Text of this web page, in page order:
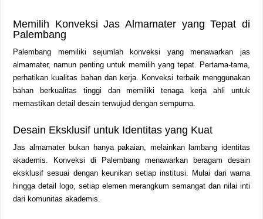
Memilih Konveksi Jas Almamater yang Tepat di
Palembang
Palembang memiliki sejumlah konveksi yang menawarkan jas
almamater, namun penting untuk memilih yang tepat. Pertama-tama,
perhatikan kualitas bahan dan kerja. Konveksi terbaik menggunakan
bahan berkualitas tinggi dan memiliki tenaga kerja ahli untuk
memastikan detail desain terwujud dengan sempurna.
Desain Eksklusif untuk Identitas yang Kuat
Jas almamater bukan hanya pakaian, melainkan lambang identitas
akademis. Konveksi di Palembang menawarkan beragam desain
eksklusif sesuai dengan keunikan setiap institusi. Mulai dari warna
hingga detail logo, setiap elemen merangkum semangat dan nilai inti
dari komunitas akademis.